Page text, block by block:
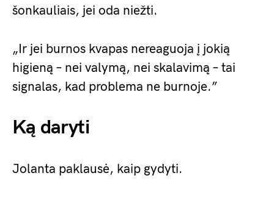
šonkauliais, jei oda niežti.
„Ir jei burnos kvapas nereaguoja į jokią
higieną – nei valymą, nei skalavimą – tai
signalas, kad problema ne burnoje.”
Ką daryti
Jolanta paklausė, kaip gydyti.